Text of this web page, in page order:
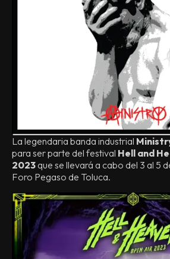
La legendaria banda industrial
para ser parte del festival Hell and
2023 que se llevará a cabo del 3 al 5
Foro Pegaso de Toluca.